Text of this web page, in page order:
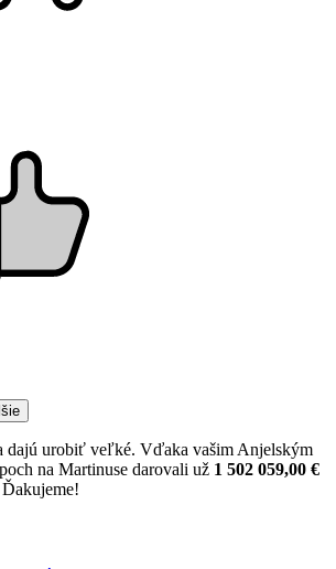
dajú urobiť veľké. Vďaka vašim Anjelským
na Martinuse darovali už 1 502 059,00 €
Ďakujeme!